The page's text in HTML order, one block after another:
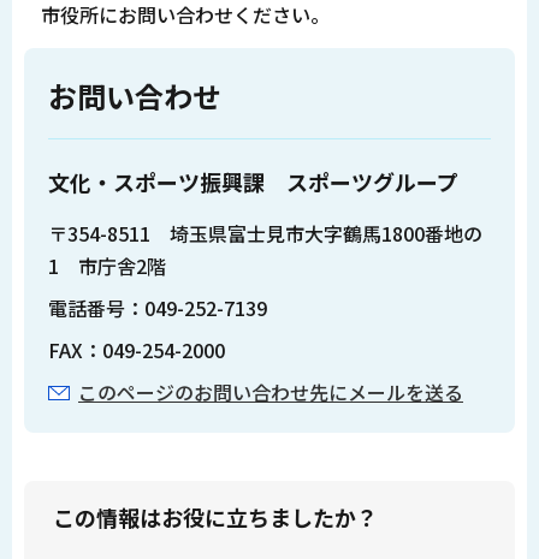
市役所にお問い合わせください。
お問い合わせ
文化・スポーツ振興課 スポーツグループ
〒354-8511 埼玉県富士見市大字鶴馬1800番地の
1 市庁舎2階
電話番号：049-252-7139
FAX：049-254-2000
このページのお問い合わせ先にメールを送る
この情報はお役に立ちましたか？